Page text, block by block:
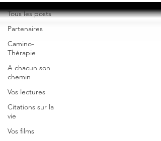
Tous les posts
Partenaires
Camino-
Thérapie
A chacun son
chemin
Vos lectures
Citations sur la
vie
Vos films